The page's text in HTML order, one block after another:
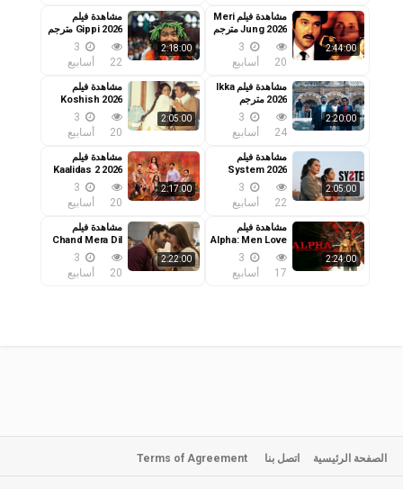
2:44:00
مشاهدة فيلم Meri
Jung 2026 مترجم
20
3
أسابيع
2:18:00
مشاهدة فيلم
Gippi 2026 مترجم
22
3
أسابيع
2:20:00
مشاهدة فيلم Ikka
2026 مترجم
24
3
أسابيع
2:05:00
مشاهدة فيلم
Koshish 2026
مترجم
20
3
أسابيع
2:05:00
مشاهدة فيلم
System 2026
مترجم
22
3
أسابيع
2:17:00
مشاهدة فيلم
Kaalidas 2 2026
مترجم
20
3
أسابيع
2:24:00
مشاهدة فيلم
Alpha: Men Love
Vengeance
2026 مترجم
17
3
أسابيع
2:22:00
مشاهدة فيلم
Chand Mera Dil
2026 مترجم
20
3
أسابيع
الصفحة الرئيسية اتصل بنا Terms of Agreement